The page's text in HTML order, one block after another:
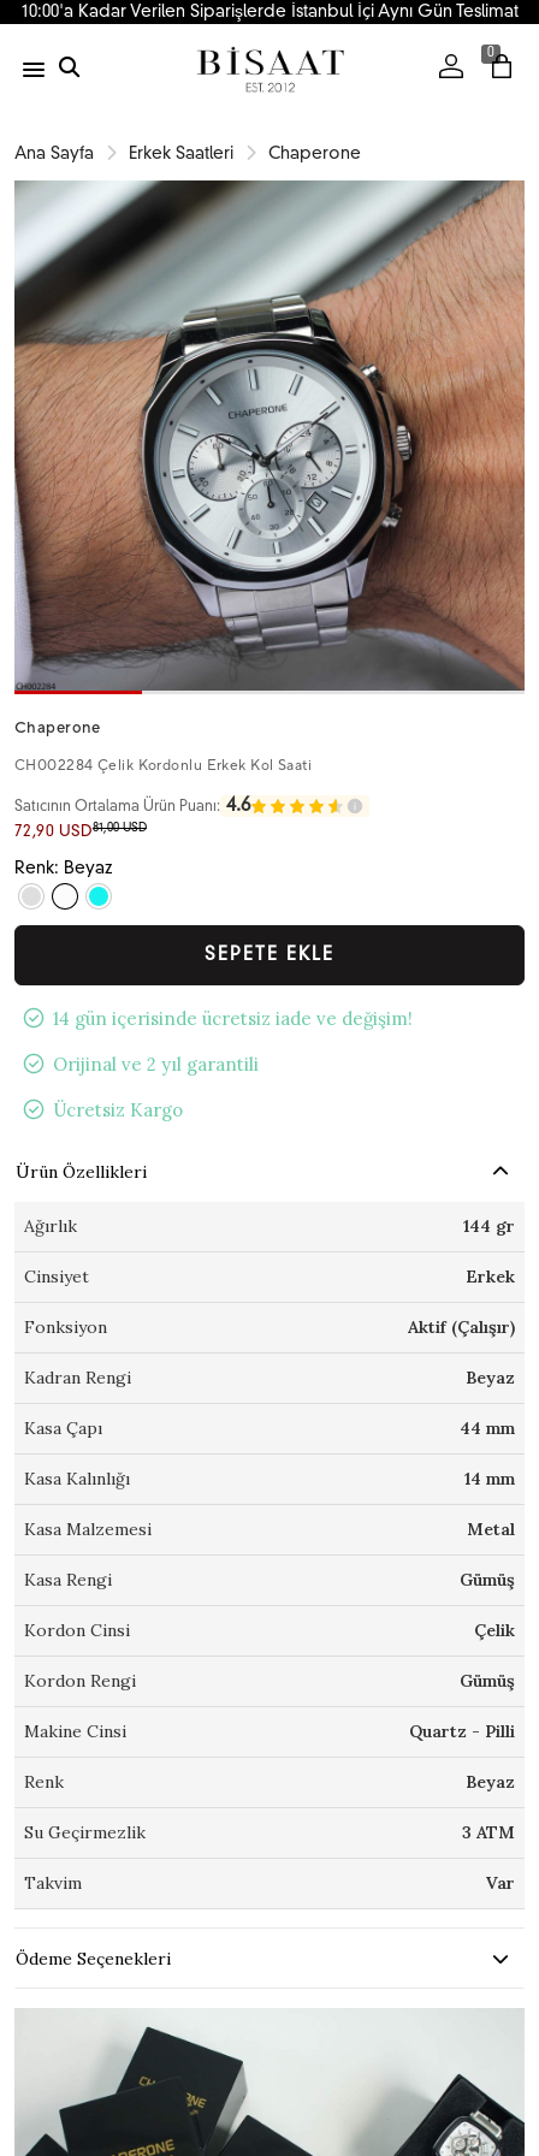
10:00'a Kadar Verilen Siparişlerde İstanbul İçi Aynı Gün Teslimat
0
Ana Sayfa Erkek Saatleri Chaperone
Chaperone
CH002284 Çelik Kordonlu Erkek Kol Saati
Satıcının Ortalama Ürün Puanı: 4.6
72,90 USD81,00 USD
Renk: Beyaz
SEPETE EKLE
14 gün içerisinde ücretsiz iade ve değişim!
Orijinal ve 2 yıl garantili
Ücretsiz Kargo
Ürün Özellikleri
Ağırlık 144 gr
Cinsiyet Erkek
Fonksiyon Aktif (Çalışır)
Kadran Rengi Beyaz
Kasa Çapı 44 mm
Kasa Kalınlığı 14 mm
Kasa Malzemesi Metal
Kasa Rengi Gümüş
Kordon Cinsi Çelik
Kordon Rengi Gümüş
Makine Cinsi Quartz - Pilli
Renk Beyaz
Su Geçirmezlik 3 ATM
Takvim Var
Ödeme Seçenekleri